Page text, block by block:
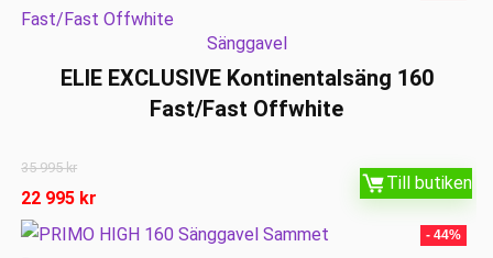
Sänggavel
ELIE EXCLUSIVE Kontinentalsäng 160
Fast/Fast Offwhite
35 995kr
22 995 kr
Till butiken
- 44%